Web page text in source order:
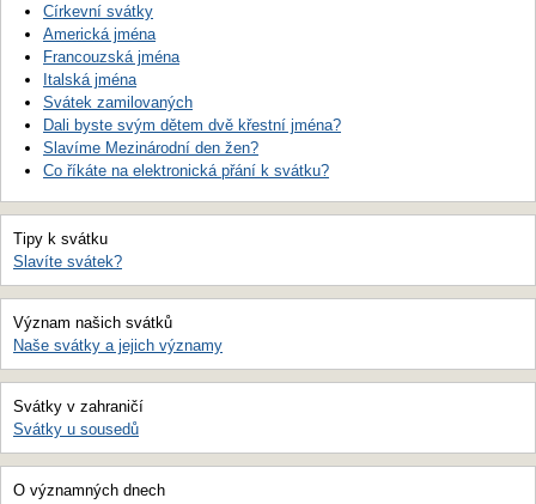
Církevní svátky
Americká jména
Francouzská jména
Italská jména
Svátek zamilovaných
Dali byste svým dětem dvě křestní jména?
Slavíme Mezinárodní den žen?
Co říkáte na elektronická přání k svátku?
Tipy k svátku
Slavíte svátek?
Význam našich svátků
Naše svátky a jejich významy
Svátky v zahraničí
Svátky u sousedů
O významných dnech